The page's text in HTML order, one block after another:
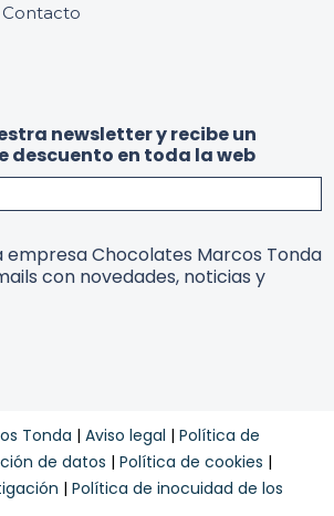
Contacto
newsletter y recibe un
descuento en toda la web
empresa Chocolates Marcos Tonda
con novedades, noticias y
Tonda | Aviso legal | Política de
de datos | Política de cookies |
| Política de inocuidad de los